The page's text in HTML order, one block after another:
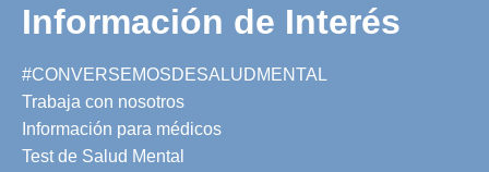
Información de Interés
#CONVERSEMOSDESALUDMENTAL
Trabaja con nosotros
Información para médicos
Test de Salud Mental